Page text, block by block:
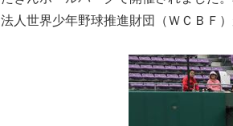
法人世界少年野球推進財団（ＷＣＢＦ）